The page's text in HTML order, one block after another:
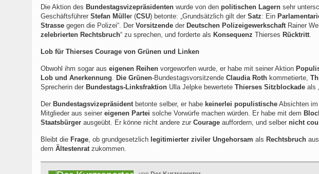
Die Aktion des Bundestagsvizepräsidenten wurde von den politischen Lagern sehr
Geschäftsführer Stefan Müller (CSU) betonte: „Grundsätzlich gilt der Satz: Ein
Strasse gegen die Polizei“. Der Vorsitzende der Deutschen PolizeigewerkschaftRainer
zelebrierten Rechtsbruch“ zu sprechen, und forderte als Konsequenz Thierses Rücktritt.
Lob für Thierses Courage von Grünen und Linken
Obwohl ihm sogar aus eigenen Reihen vorgeworfen wurde, er habe mit seiner Aktion
Lob und Anerkennung. Die Grünen-Bundestagsvorsitzende Claudia Roth kommetierte,
Sprecherin der Bundestags-Linksfraktion Ulla Jelpke bewertete Thierses Sitzblockade als
Der Bundestagsvizepräsidentbetonte selber, er habe keinerlei populistische Absichten
Mitglieder aus seiner eigenen Partei solche Vorwürfe machen würden. Er habe mit dem
Staatsbürger ausgeübt. Er könne nicht andere zur Courage auffordern, und selber nicht
Bleibt die Frage, ob grundgesetzlich legitimierter ziviler Ungehorsam als Rechtsbruch
dem Ältestenratzukommen.